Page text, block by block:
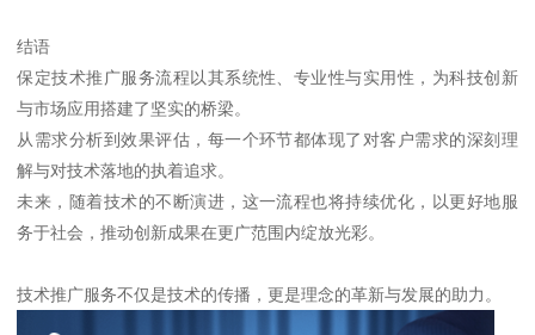
结语
保定技术推广服务流程以其系统性、专业性与实用性，为科技创新
与市场应用搭建了坚实的桥梁。
从需求分析到效果评估，每一个环节都体现了对客户需求的深刻理
解与对技术落地的执着追求。
未来，随着技术的不断演进，这一流程也将持续优化，以更好地服
务于社会，推动创新成果在更广范围内绽放光彩。
技术推广服务不仅是技术的传播，更是理念的革新与发展的助力。